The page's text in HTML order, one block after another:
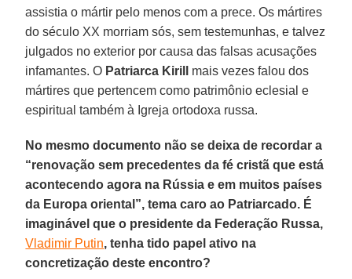
assistia o mártir pelo menos com a prece. Os mártires
do século XX morriam sós, sem testemunhas, e talvez
julgados no exterior por causa das falsas acusações
infamantes. O Patriarca Kirill
mais vezes falou dos
mártires que pertencem como patrimônio eclesial e
espiritual também à Igreja ortodoxa russa.
No mesmo documento não se deixa de recordar a
“renovação sem precedentes da fé cristã que está
acontecendo agora na Rússia e em muitos países
da Europa oriental”, tema caro ao Patriarcado. É
imaginável que o presidente da Federação Russa,
Vladimir Putin, tenha tido papel ativo na
concretização deste encontro?